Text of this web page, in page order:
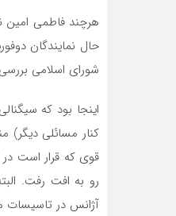
هرچند فاطمی امین
حال نمایندگان
شورای اسلامی
اینجا بود که
کنار مسائلی دیگر)
قوی که قرار است
رو به افت رفت.
آژانس در تاسیسات